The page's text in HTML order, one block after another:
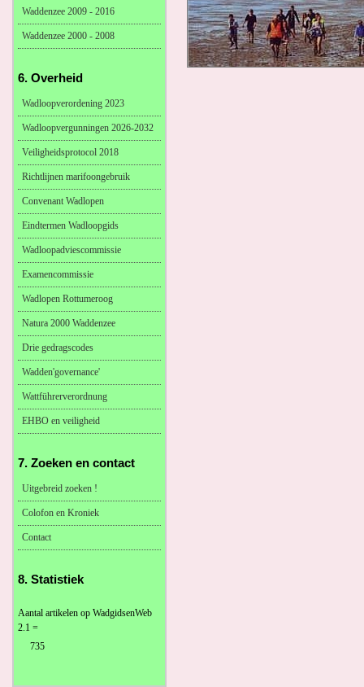
Waddenzee 2009 - 2016
Waddenzee 2000 - 2008
6. Overheid
Wadloopverordening 2023
Wadloopvergunningen 2026-2032
Veiligheidsprotocol 2018
Richtlijnen marifoongebruik
Convenant Wadlopen
Eindtermen Wadloopgids
Wadloopadviescommissie
Examencommissie
Wadlopen Rottumeroog
Natura 2000 Waddenzee
Drie gedragscodes
Wadden'governance'
Wattführerverordnung
EHBO en veiligheid
7. Zoeken en contact
Uitgebreid zoeken !
Colofon en Kroniek
Contact
8. Statistiek
Aantal artikelen op WadgidsenWeb
2.1 =
735